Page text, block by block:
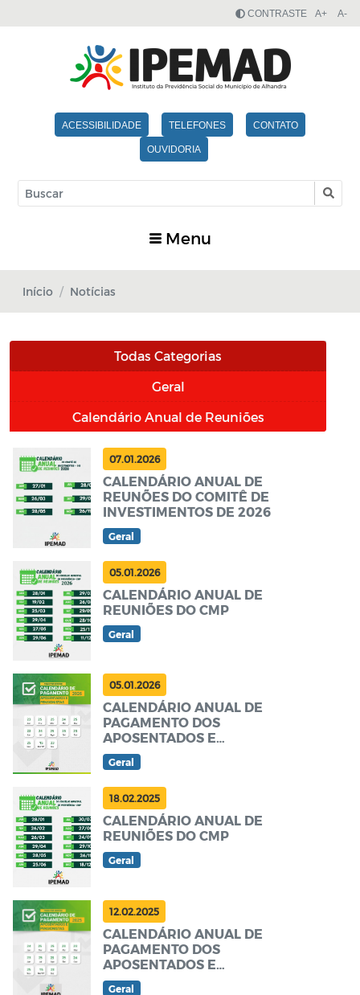
ACESSIBILIDADE TELEFONES CONTATO
OUVIDORIA
CONTRASTE A+ A-
Menu
Início Notícias
Todas Categorias
Geral
Calendário Anual de Reuniões
07.01.2026
CALENDÁRIO ANUAL DE
REUNÕES DO COMITÊ DE
INVESTIMENTOS DE 2026
Geral
05.01.2026
CALENDÁRIO ANUAL DE
REUNIÕES DO CMP
Geral
05.01.2026
CALENDÁRIO ANUAL DE
PAGAMENTO DOS
APOSENTADOS E
PENSIONISTAS.
Geral
18.02.2025
CALENDÁRIO ANUAL DE
REUNIÕES DO CMP
Geral
12.02.2025
CALENDÁRIO ANUAL DE
PAGAMENTO DOS
APOSENTADOS E
PENSIONISTAS.
Geral